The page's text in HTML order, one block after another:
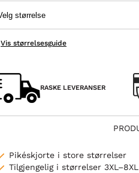
Vis størrelsesguide
RASKE LEVERANSER
Pikéskjorte i store størrelser
Tilgjengelig i størrelser 3XL–8XL